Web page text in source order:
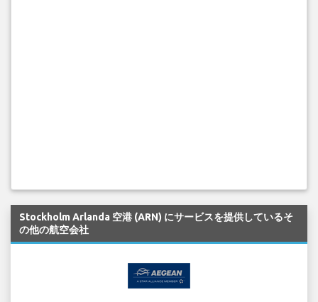
Stockholm Arlanda 空港 (ARN) にサービスを提供しているそ
の他の航空会社